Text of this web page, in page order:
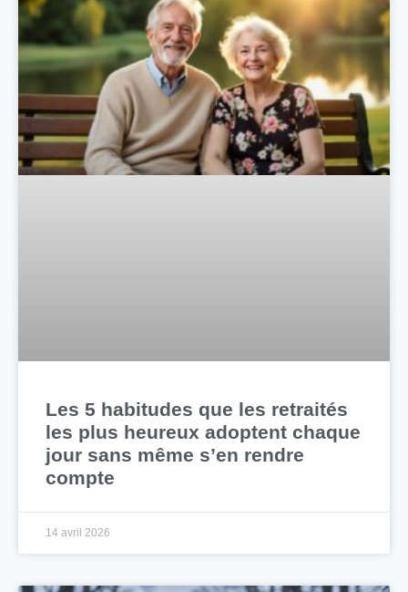
Les 5 habitudes que les retraités
les plus heureux adoptent chaque
jour sans même s’en rendre
compte
14 avril 2026